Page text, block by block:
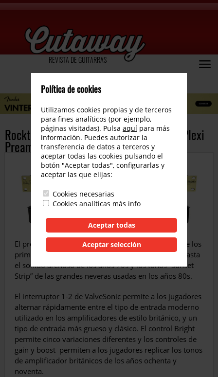
REVISTA DE GUITARRAS
Rocktron presenta el nuevo ValveSonic Plexi
Preamp
El preamplificador ofrece desde los tonos vintage de los
primeros amplificadores stacked de los años 60s, hasta
el sonido arenoso de los años 70s y los tonos “Sunset
Strip” de las grandes neveras usadas en los años 80s.
El interruptor 1-2 de ValveSonic permite a los jugadores
alternar rápidamente entre el tipo de entrada moderno
utilizado en los amplificadores de estilo británico, y un
tipo de entrada más grueso y clásico. El control Bright
permite cinco variaciones diferentes y los controles de
gain y boost permiten a los jugadores replicar los tonos
de amplificador británicos de los años ochenta y
noventa.
Política de cookies
Utilizamos cookies propias y de terceros
para fines analíticos (por ejemplo,
páginas visitadas). Pulsa aquí para más
información. Puedes autorizar la
transferencia de datos a terceros y
aceptar todas las cookies pulsando el
botón "Aceptar todas", configurarlas y
aceptar las que elijas:
Cookies necesarias
Cookies analíticas más info
Aceptar todas
Aceptar selección